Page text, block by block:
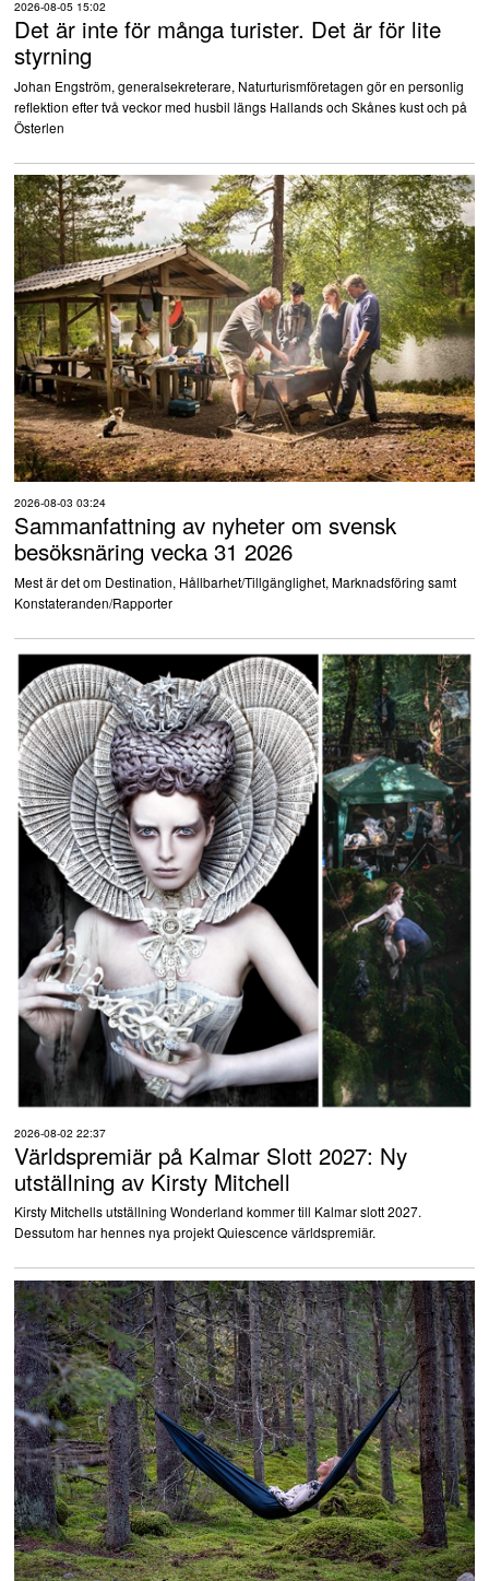
2026-08-05 15:02
Det är inte för många turister. Det är för lite
styrning
Johan Engström, generalsekreterare, Naturturismföretagen gör en personlig
reflektion efter två veckor med husbil längs Hallands och Skånes kust och på
Österlen
2026-08-03 03:24
Sammanfattning av nyheter om svensk
besöksnäring vecka 31 2026
Mest är det om Destination, Hållbarhet/Tillgänglighet, Marknadsföring samt
Konstateranden/Rapporter
2026-08-02 22:37
Världspremiär på Kalmar Slott 2027: Ny
utställning av Kirsty Mitchell
Kirsty Mitchells utställning Wonderland kommer till Kalmar slott 2027.
Dessutom har hennes nya projekt Quiescence världspremiär.